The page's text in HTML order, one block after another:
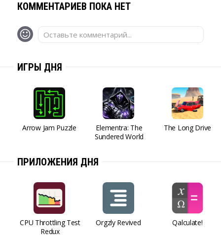
КОММЕНТАРИЕВ ПОКА НЕТ
Оставьте комментарий...
ИГРЫ ДНЯ
Arrow Jam Puzzle
Elementra: The
Sundered World
The Long Drive
ПРИЛОЖЕНИЯ ДНЯ
CPU Throttling Test
Redux
Orgzly Revived Qalculate!